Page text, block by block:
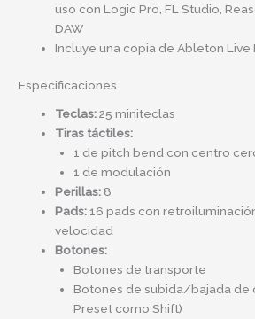
uso con Logic Pro, FL Studio,
DAW
Incluye una copia de Ableton Live
Especificaciones
Teclas:25 miniteclas
Tiras táctiles:
1 de pitch bend con centro
1 de modulación
Perillas: 8
Pads:16 pads con
velocidad
Botones:
Botones de transporte
Botones de subida/bajada de
Preset como Shift)